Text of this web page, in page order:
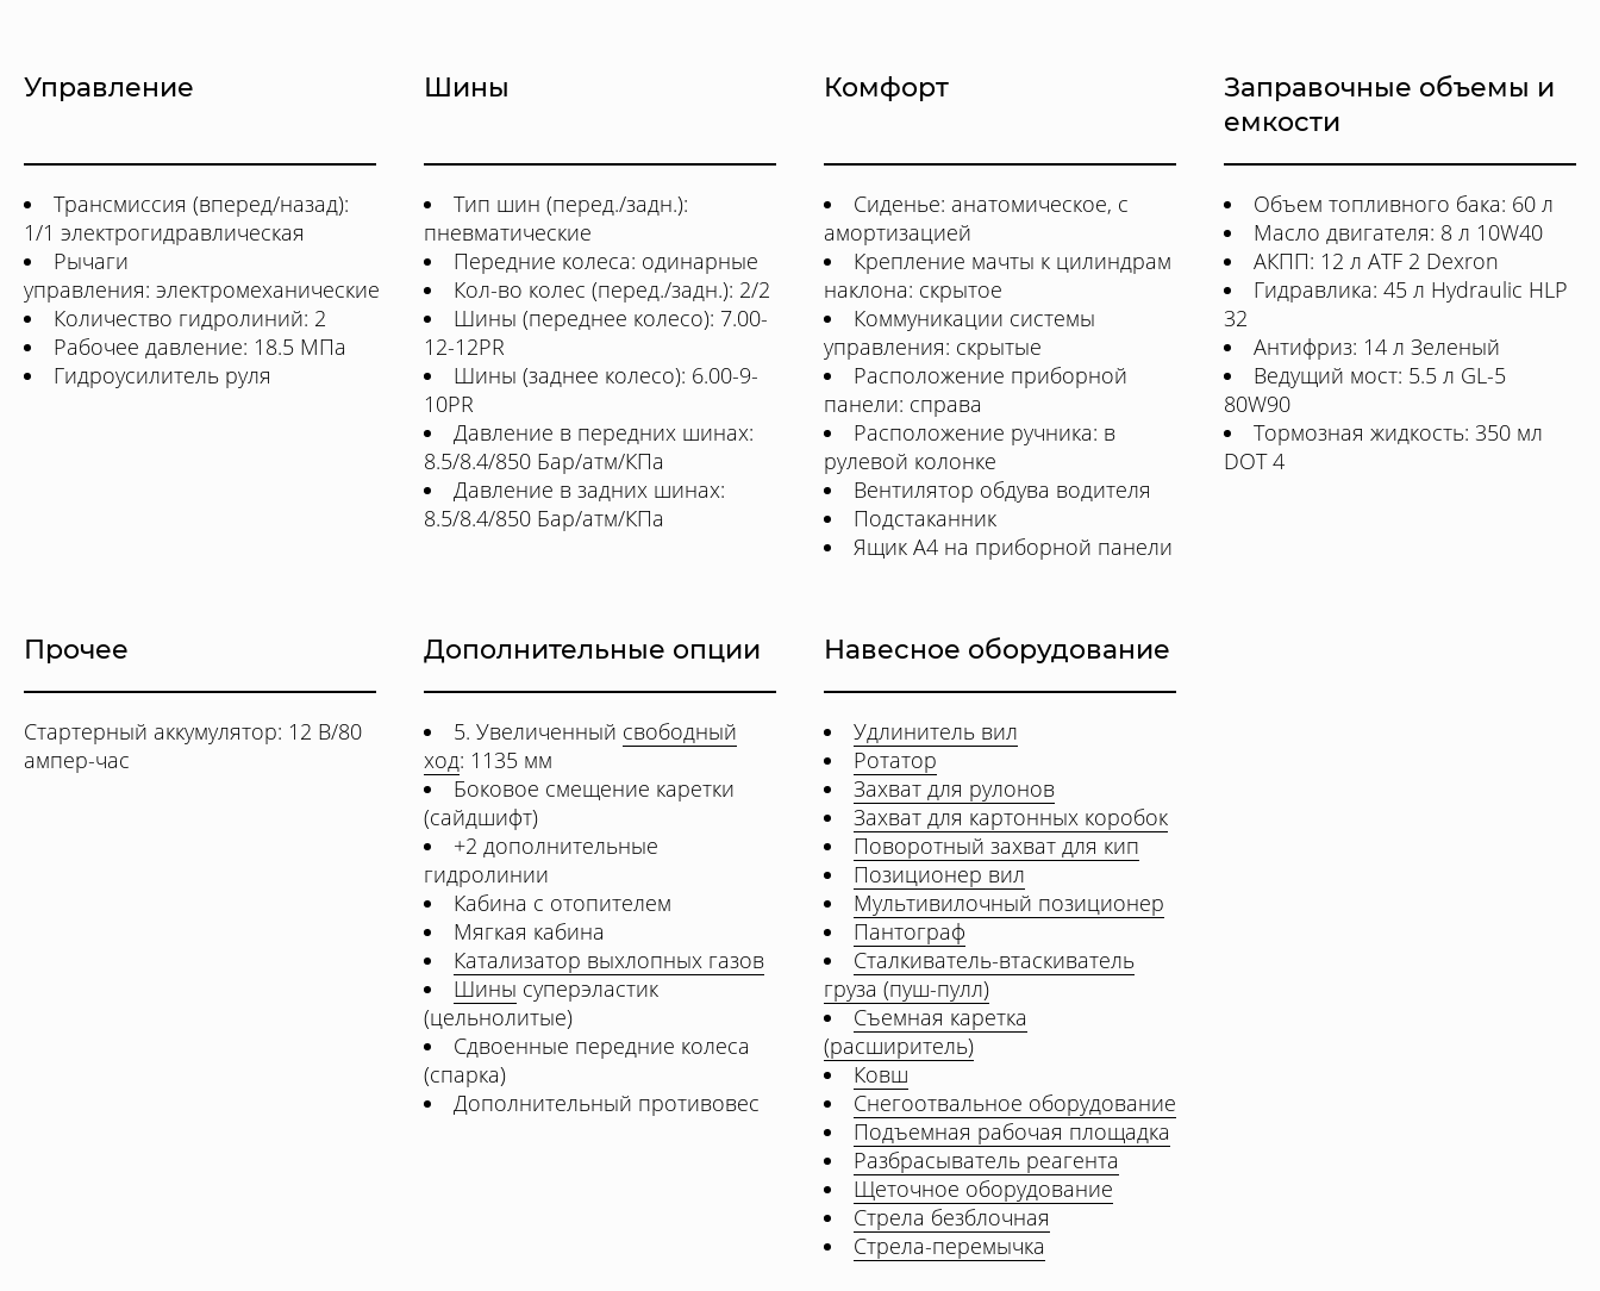
Управление
Трансмиссия (вперед/назад):
1/1 электрогидравлическая
Рычаги
управления: электромеханические
Количество гидролиний: 2
Рабочее давление: 18.5 МПа
Гидроусилитель руля
Шины
Тип шин (перед./задн.):
пневматические
Передние колеса: одинарные
Кол-во колес (перед./задн.): 2/2
Шины (переднее колесо): 7.00-
12-12PR
Шины (заднее колесо): 6.00-9-
10PR
Давление в передних шинах:
8.5/8.4/850 Бар/атм/КПа
Давление в задних шинах:
8.5/8.4/850 Бар/атм/КПа
Комфорт
Сиденье: анатомическое, с
амортизацией
Крепление мачты к цилиндрам
наклона: скрытое
Коммуникации системы
управления: скрытые
Расположение приборной
панели: справа
Расположение ручника: в
рулевой колонке
Вентилятор обдува водителя
Подстаканник
Ящик А4 на приборной панели
Заправочные объемы и
емкости
Объем топливного бака: 60 л
Масло двигателя: 8 л 10W40
АКПП: 12 л ATF 2 Dexron
Гидравлика: 45 л Hydraulic HLP
32
Антифриз: 14 л Зеленый
Ведущий мост: 5.5 л GL-5
80W90
Тормозная жидкость: 350 мл
DOT 4
Прочее
Стартерный аккумулятор: 12 В/80
ампер-час
Дополнительные опции
5. Увеличенный свободный
ход: 1135 мм
Боковое смещение каретки
(сайдшифт)
+2 дополнительные
гидролинии
Кабина с отопителем
Мягкая кабина
Катализатор выхлопных газов
Шины суперэластик
(цельнолитые)
Сдвоенные передние колеса
(спарка)
Дополнительный противовес
Навесное оборудование
Удлинитель вил
Ротатор
Захват для рулонов
Захват для картонных коробок
Поворотный захват для кип
Позиционер вил
Мультивилочный позиционер
Пантограф
Сталкиватель-втаскиватель
груза (пуш-пулл)
Съемная каретка
(расширитель)
Ковш
Снегоотвальное оборудование
Подъемная рабочая площадка
Разбрасыватель реагента
Щеточное оборудование
Стрела безблочная
Стрела-перемычка